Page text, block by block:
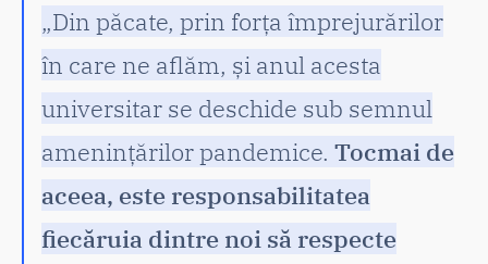
„Din păcate, prin forța împrejurărilor
în care ne aflăm, și anul acesta
universitar se deschide sub semnul
amenințărilor pandemice. Tocmai de
aceea, este responsabilitatea
fiecăruia dintre noi să respecte